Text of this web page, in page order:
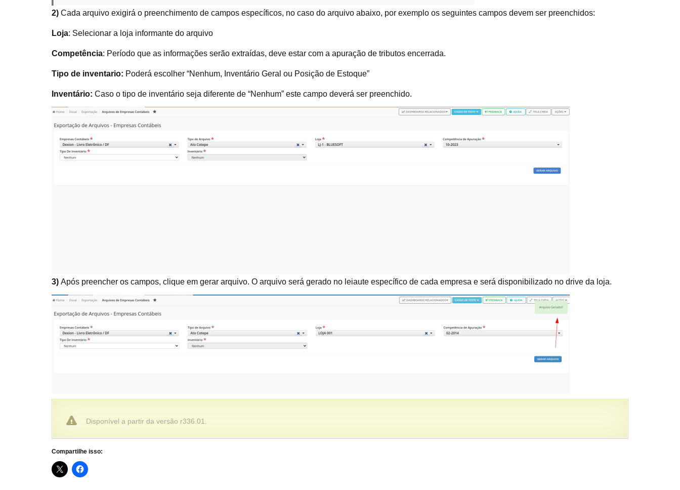
2) Cada arquivo exigirá o preenchimento de campos específicos, no caso do arquivo abaixo, por exemplo os seguintes campos devem ser preenchidos:
Loja: Selecionar a loja informante do arquivo
Competência: Período que as informações serão extraídas, deve estar com a apuração de tributos encerrada.
Tipo de inventario: Poderá escolher “Nenhum, Inventário Geral ou Posição de Estoque”
Inventário: Caso o tipo de inventário seja diferente de “Nenhum” este campo deverá ser preenchido.
3) Após preencher os campos, clique em gerar arquivo. O arquivo será gerado no leiaute específico de cada empresa e será disponibilizado no drive da loja.
Disponível a partir da versão r336.01.
Compartilhe isso: